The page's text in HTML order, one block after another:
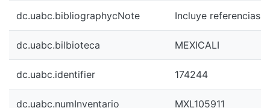
dc.uabc.bibliographycNote Incluye referencias
dc.uabc.bilbioteca MEXICALI
dc.uabc.identifier 174244
dc.uabc.numInventario MXL105911